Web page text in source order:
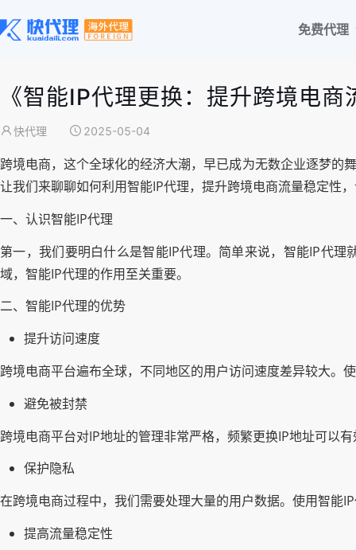
免费代理
《智能IP代理更换：提升跨境电
快代理 2025-05-04
跨境电商，这个全球化的经济大潮，早已成为无数企业逐梦的
让我们来聊聊如何利用智能IP代理，提升跨境电商流量稳定性
一、认识智能IP代理
第一，我们要明白什么是智能IP代理。简单来说，智能IP代
域，智能IP代理的作用至关重要。
二、智能IP代理的优势
提升访问速度
跨境电商平台遍布全球，不同地区的用户访问速度差异较大。
避免被封禁
跨境电商平台对IP地址的管理非常严格，频繁更换IP地址可以
保护隐私
在跨境电商过程中，我们需要处理大量的用户数据。使用智能
提高流量稳定性